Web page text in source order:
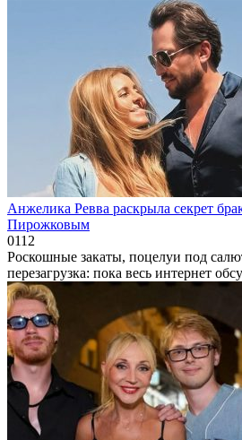
Анжелика Ревва раскрыла секрет
Пирожковым
0112
Роскошные закаты, поцелуи под
перезагрузка: пока весь интернет